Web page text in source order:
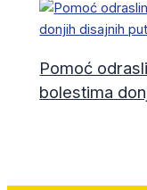
Pomoć
bolestima